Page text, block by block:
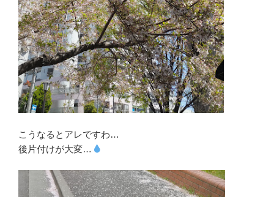
こうなるとアレですわ…
後片付けが大変…